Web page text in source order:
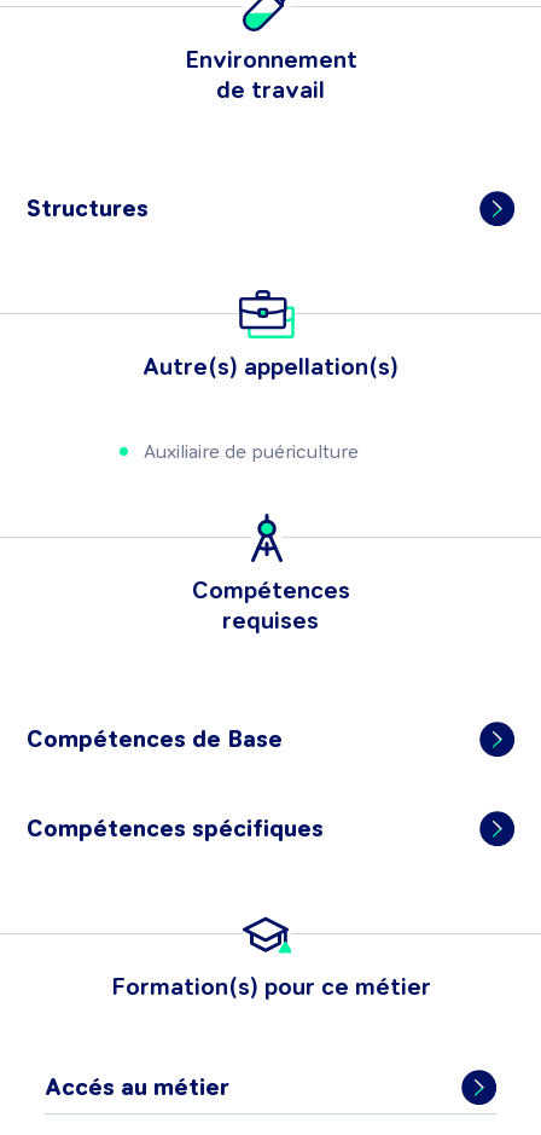
Environnement
de travail
Structures
Autre(s) appellation(s)
Auxiliaire de puériculture
Compétences
requises
Compétences de Base
Compétences spécifiques
Formation(s) pour ce métier
Accés au métier